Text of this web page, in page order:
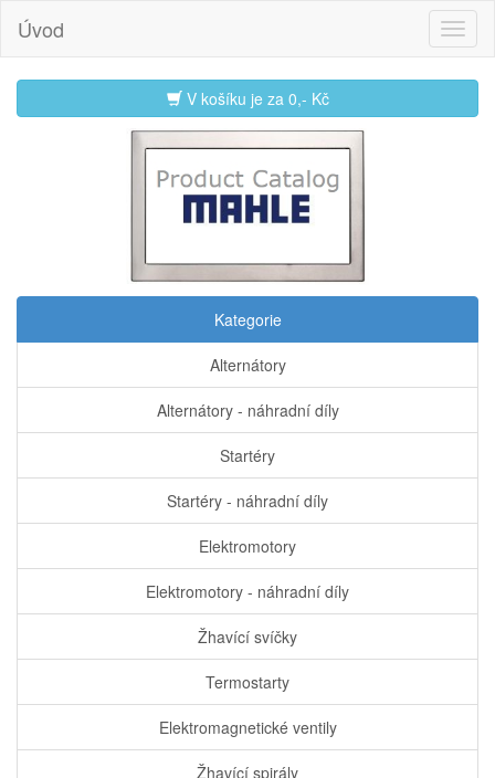
Úvod
V košíku je za 0,- Kč
Kategorie
Alternátory
Alternátory - náhradní díly
Startéry
Startéry - náhradní díly
Elektromotory
Elektromotory - náhradní díly
Žhavící svíčky
Termostarty
Elektromagnetické ventily
Žhavící spirály